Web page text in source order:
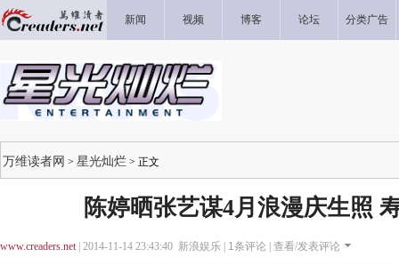
新闻 视频 博客 论坛 分类广告
万维读者网 > 星光灿烂 > 正文
陈婷晒张艺谋4月浪漫庆生照
www.creaders.net| 2014-11-14 23:43:40 新浪娱乐 | 1条评论 | 查看/发表评论